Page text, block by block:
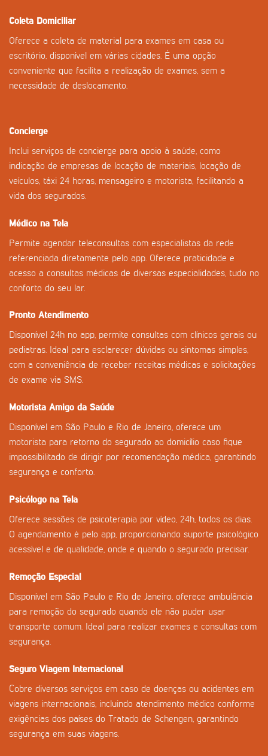
Coleta Domiciliar
Oferece a coleta de material para exames em casa ou
escritório, disponível em várias cidades. É uma opção
conveniente que facilita a realização de exames, sem a
necessidade de deslocamento.
Concierge
Inclui serviços de concierge para apoio à saúde, como
indicação de empresas de locação de materiais, locação de
veículos, táxi 24 horas, mensageiro e motorista, facilitando a
vida dos segurados.
Médico na Tela
Permite agendar teleconsultas com especialistas da rede
referenciada diretamente pelo app. Oferece praticidade e
acesso a consultas médicas de diversas especialidades, tudo no
conforto do seu lar.
Pronto Atendimento
Disponível 24h no app, permite consultas com clínicos gerais ou
pediatras. Ideal para esclarecer dúvidas ou sintomas simples,
com a conveniência de receber receitas médicas e solicitações
de exame via SMS.
Motorista Amigo da Saúde
Disponível em São Paulo e Rio de Janeiro, oferece um
motorista para retorno do segurado ao domicílio caso fique
impossibilitado de dirigir por recomendação médica, garantindo
segurança e conforto.
Psicólogo na Tela
Oferece sessões de psicoterapia por vídeo, 24h, todos os dias.
O agendamento é pelo app, proporcionando suporte psicológico
acessível e de qualidade, onde e quando o segurado precisar.
Remoção Especial
Disponível em São Paulo e Rio de Janeiro, oferece ambulância
para remoção do segurado quando ele não puder usar
transporte comum. Ideal para realizar exames e consultas com
segurança.
Seguro Viagem Internacional
Cobre diversos serviços em caso de doenças ou acidentes em
viagens internacionais, incluindo atendimento médico conforme
exigências dos países do Tratado de Schengen, garantindo
segurança em suas viagens.